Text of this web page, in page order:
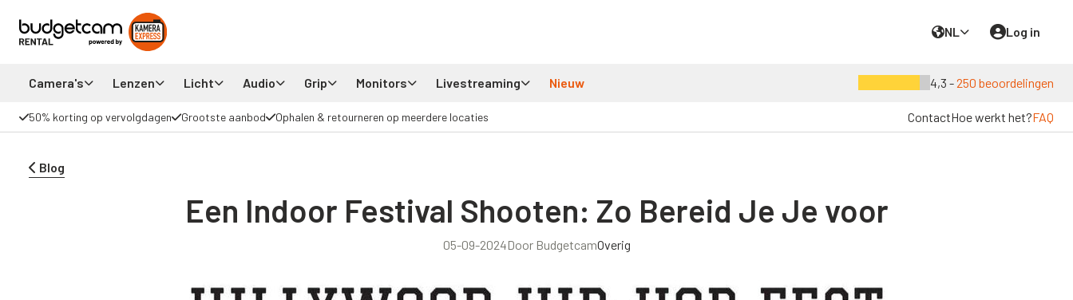
NL Log in
Camera's Lenzen Licht Audio Grip Monitors Livestreaming Nieuw 4,3 -250 beoordelingen
50% korting op vervolgdagen Grootste aanbod Ophalen & retourneren op meerdere locaties ContactHoe werkt het?FAQ
Blog
Een Indoor Festival Shooten: Zo Bereid Je Je voor
05-09-2024Door BudgetcamOverig